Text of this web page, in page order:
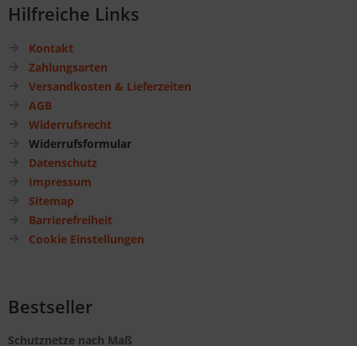
Hilfreiche Links
Kontakt
Zahlungsarten
Versandkosten & Lieferzeiten
AGB
Widerrufsrecht
Widerrufsformular
Datenschutz
Impressum
Sitemap
Barrierefreiheit
Cookie Einstellungen
Bestseller
Schutznetze nach Maß